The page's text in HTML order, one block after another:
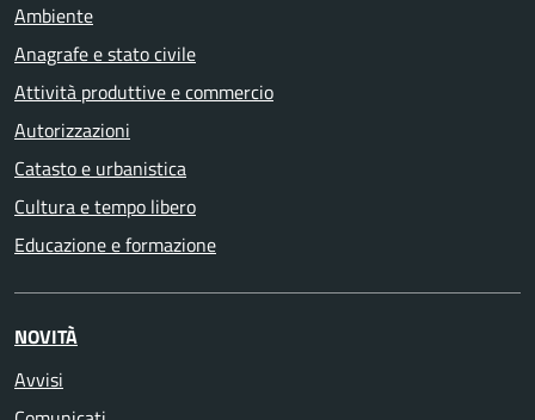
Ambiente
Anagrafe e stato civile
Attività produttive e commercio
Autorizzazioni
Catasto e urbanistica
Cultura e tempo libero
Educazione e formazione
NOVITÀ
Avvisi